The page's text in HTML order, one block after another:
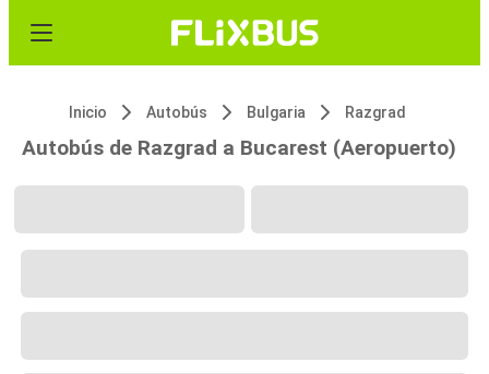
Inicio Autobús Bulgaria Razgrad
Autobús de Razgrad a Bucarest (Aeropuerto)